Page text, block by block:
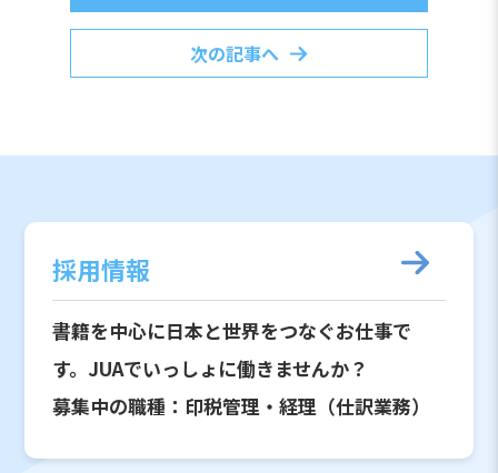
次の記事へ
採用情報
書籍を中心に日本と世界をつなぐお仕事で
す。JUAでいっしょに働きませんか？
募集中の職種：印税管理・経理（仕訳業務）